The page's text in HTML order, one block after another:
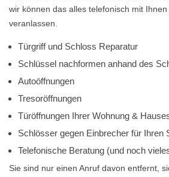
wir können das alles telefonisch mit
veranlassen.
Türgriff und Schloss Reparatur
Schlüssel nachformen anhand des
Autoöffnungen
Tresoröffnungen
Türöffnungen Ihrer Wohnung &
Schlösser gegen Einbrecher für Ihren
Telefonische Beratung (und noch
Sie sind nur einen Anruf davon entfernt,